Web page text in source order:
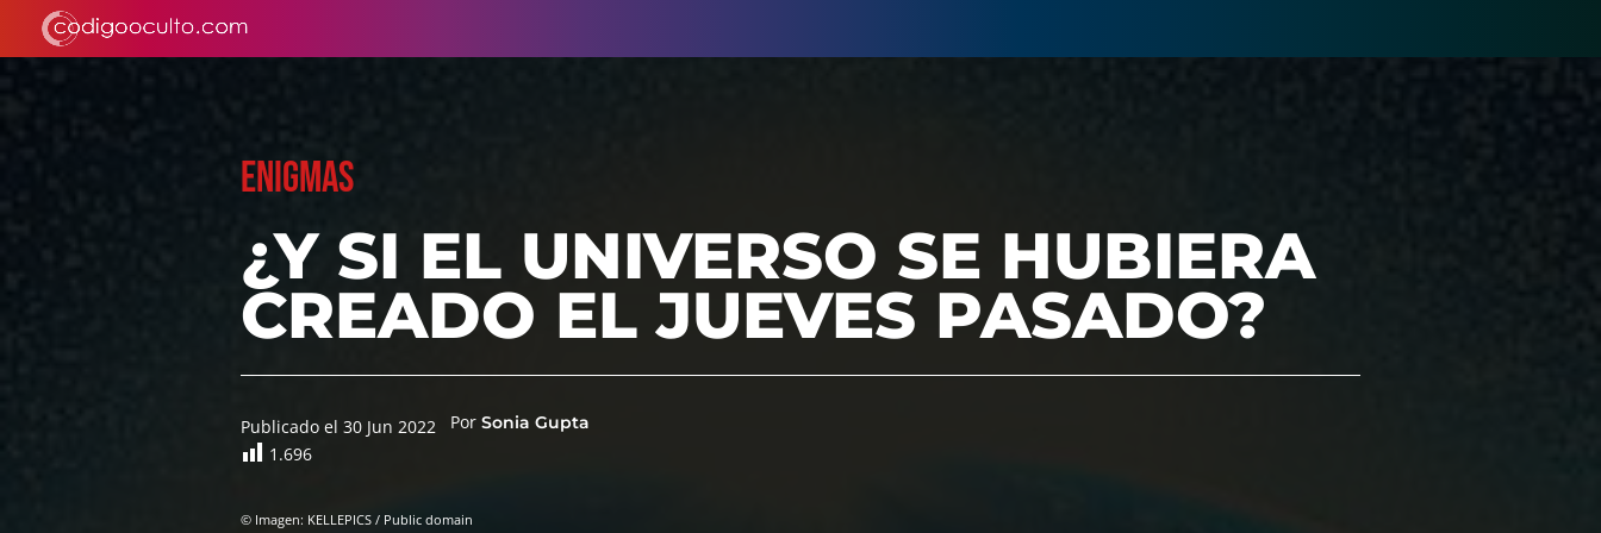
ENIGMAS
¿Y SI EL UNIVERSO SE HUBIERA
CREADO EL JUEVES PASADO?
Publicado el 30 Jun 2022 Por Sonia Gupta
1.696
© Imagen: KELLEPICS / Public domain